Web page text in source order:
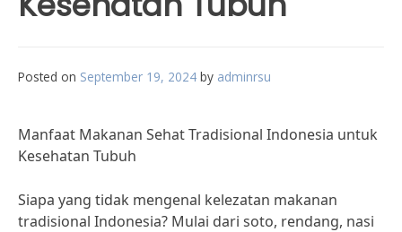
Posted on September 19, 2024 by adminrsu
Manfaat Makanan Sehat Tradisional Indonesia untuk
Kesehatan Tubuh
Siapa yang tidak mengenal kelezatan makanan
tradisional Indonesia? Mulai dari soto, rendang, nasi